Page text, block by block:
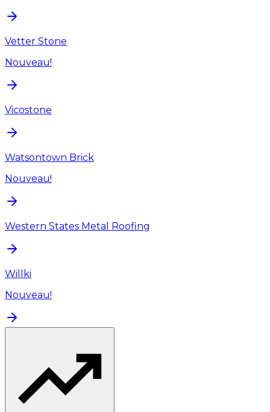
Vetter Stone
Nouveau!
Vicostone
Watsontown Brick
Nouveau!
Western States Metal Roofing
Willki
Nouveau!